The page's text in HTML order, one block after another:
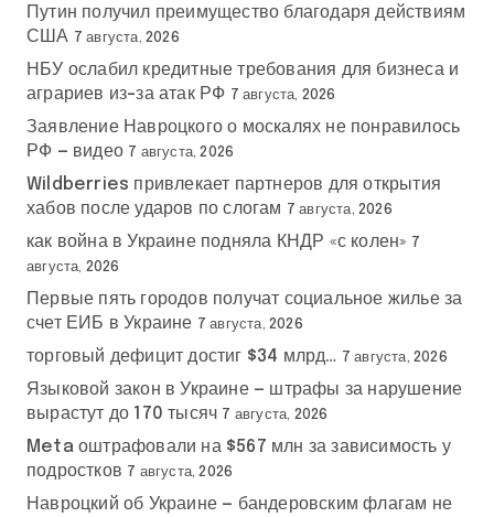
Путин получил преимущество благодаря действиям
США 7 августа, 2026
НБУ ослабил кредитные требования для бизнеса и
аграриев из-за атак РФ 7 августа, 2026
Заявление Навроцкого о москалях не понравилось
РФ — видео 7 августа, 2026
Wildberries привлекает партнеров для открытия
хабов после ударов по слогам 7 августа, 2026
как война в Украине подняла КНДР «с колен» 7
августа, 2026
Первые пять городов получат социальное жилье за
счет ЕИБ в Украине 7 августа, 2026
торговый дефицит достиг $34 млрд… 7 августа, 2026
Языковой закон в Украине — штрафы за нарушение
вырастут до 170 тысяч 7 августа, 2026
Meta оштрафовали на $567 млн за зависимость у
подростков 7 августа, 2026
Навроцкий об Украине — бандеровским флагам не